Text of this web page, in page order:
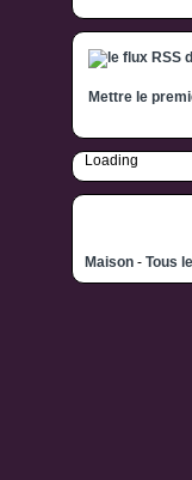
Mettre le
Loading
Maison - Tous